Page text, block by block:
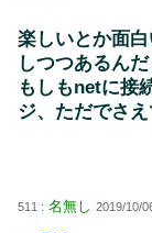
楽しいとか面
しつつあるん
もしもnetに接
ジ、ただでさ
511 : 名無し 2019/10/